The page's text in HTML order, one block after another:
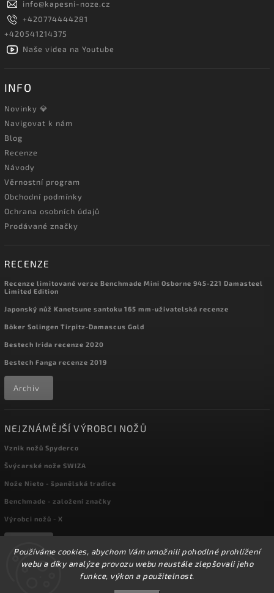
Používáme cookies, abychom Vám umožnili pohodlné prohlížení
webu a díky analýze provozu webu neustále zlepšovali jeho
funkce, výkon a použitelnost.
☀️Ve dnech 3-14.8 2026 máme zavřeno z důvodu
info@kapesni-noze.cz
+420774444281
+420541214375
Naše videa na Youtube
INFO
Novinky 💎
Navigovat k nám
Blog
Recenze
Návody
Věrnostní program
Obchodní podmínky
Ochrana osobních údajů
Prodávané značky
RECENZE
Recenze limitované verze Benchmade Mini Osborne 945-221 Damasteel
Limited Edition
Japonský nůž Kanetsune santoku 165 mm-uživatelská recenze
Böker Solingen Tirpitz-Damascus Gold
Bestech Irida recenze 2020
Bestech Fanga recenze 2019
Archiv
NEJZNÁMĚJŠÍ VÝROBCI NOŽŮ
Vznik nožů Spyderco
Švýcarské nože SWIZA
Nože Nieto - španělská tradice
Benchmade - založení značky
Výrobci nožů - X
kapesni-noze.cz